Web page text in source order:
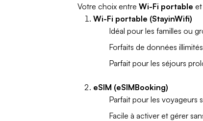
Votre choix entre Wi-Fi portable et
Wi-Fi portable (StayinWifi)
Idéal pour les familles ou
Forfaits de données
Parfait pour les séjours
eSIM (eSIMBooking)
Parfait pour les voyageurs
Facile à activer et gérer